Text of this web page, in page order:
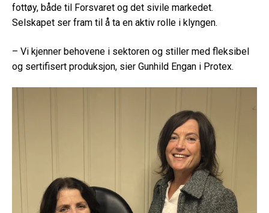
fottøy, både til Forsvaret og det sivile markedet.
Selskapet ser fram til å ta en aktiv rolle i klyngen.
– Vi kjenner behovene i sektoren og stiller med fleksibel
og sertifisert produksjon, sier Gunhild Engan i Protex.